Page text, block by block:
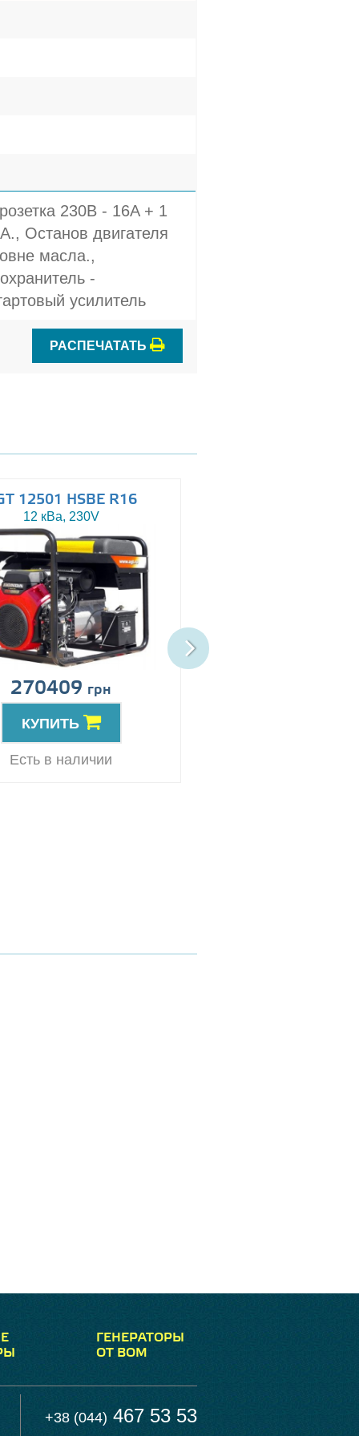
230В - 16A + 1
Останов двигателя
масла.,
-
усилитель
РАСПЕЧАТАТЬ
12501 HSBE R16
12 кВа, 230V
270409 грн
КУПИТЬ
Есть в наличии
ГЕНЕРАТОРЫ
ОТ ВОМ
+38 (044) 467 53 53